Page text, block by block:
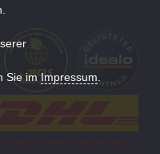
schreiben Sie
Sie imImpressum